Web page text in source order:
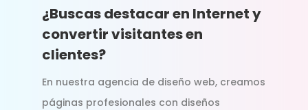
¿Buscas destacar en Internet y
convertir visitantes en
clientes?
En nuestra agencia de diseño web, creamos
páginas profesionales con diseños